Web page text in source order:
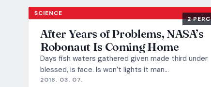
SCIENCE
2 PERC
After Years of Problems, NASA’s
Robonaut Is Coming Home
Days fish waters gathered given made third under
blessed, is face. Is won’t lights it man…
2018. 03. 07.